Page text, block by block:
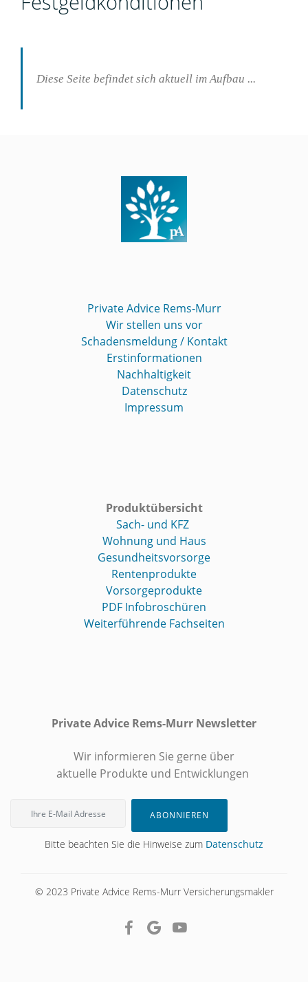
Diese Seite befindet sich aktuell im Aufbau ...
Private Advice Rems-Murr
Wir stellen uns vor
Schadensmeldung / Kontakt
Erstinformationen
Nachhaltigkeit
Datenschutz
Impressum
Produktübersicht
Sach- und KFZ
Wohnung und Haus
Gesundheitsvorsorge
Rentenprodukte
Vorsorgeprodukte
PDF Infobroschüren
Weiterführende Fachseiten
Private Advice Rems-Murr Newsletter
Wir informieren Sie gerne über
aktuelle Produkte und Entwicklungen
ABONNIEREN
Bitte beachten Sie die Hinweise zum Datenschutz
© 2023 Private Advice Rems-Murr Versicherungsmakler